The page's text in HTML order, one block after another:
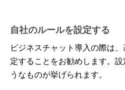
自社のルールを設定する
ビジネスチャット導入の際は
定することをお勧めします。
うなものが挙げられます。